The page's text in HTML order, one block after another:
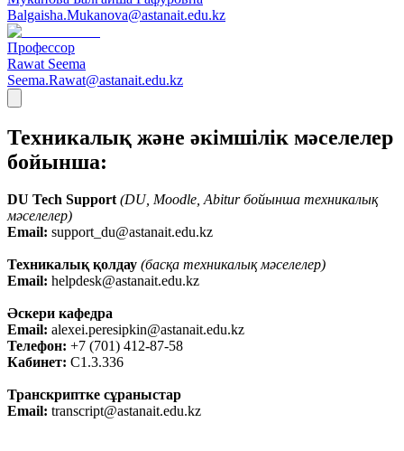
Balgaisha.Mukanova@astanait.edu.kz
Профессор
Rawat Seema
Seema.Rawat@astanait.edu.kz
Техникалық және әкімшілік мәселелер
бойынша:
DU Tech Support (DU, Moodle, Abitur бойынша техникалық
мәселелер)
Email: support_du@astanait.edu.kz
Техникалық қолдау (басқа техникалық мәселелер)
Email: helpdesk@astanait.edu.kz
Әскери кафедра
Email: alexei.peresipkin@astanait.edu.kz
Телефон: +7 (701) 412-87-58
Кабинет: C1.3.336
Транскриптке сұраныстар
Email: transcript@astanait.edu.kz